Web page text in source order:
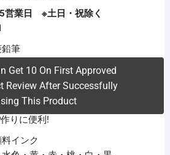
営業日 ※土日・祝除く
鉛筆
×3セットでお届けします。
りに便利!
インク
Get 10 On First Approved
Review After Successfully
This Product